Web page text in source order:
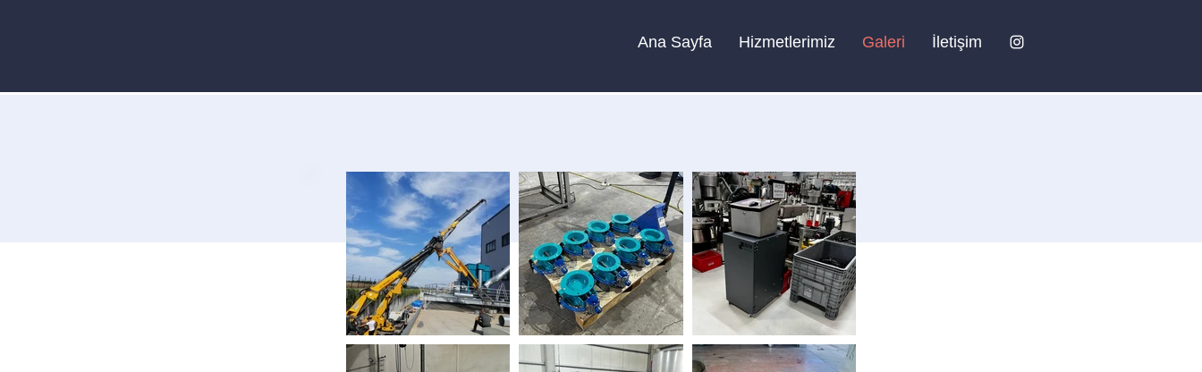
Ana Sayfa Hizmetlerimiz Galeri İletişim
Galeri